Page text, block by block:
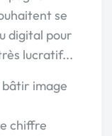
se
digital pour
lucratif...
bâtir image
chiffre